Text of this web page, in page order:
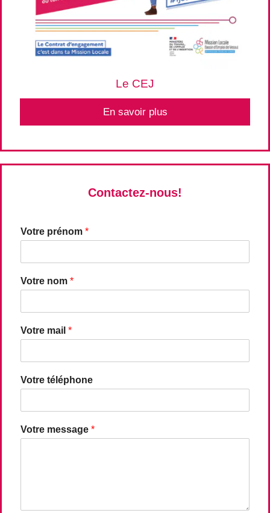
Le CEJ
En savoir plus
Contactez-nous!
Votre prénom *
Votre nom *
Votre mail *
Votre téléphone
Votre message *